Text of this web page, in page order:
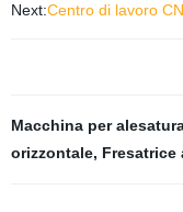
Next:Centro di lavoro
Macchina per
orizzontale, Fresatrice